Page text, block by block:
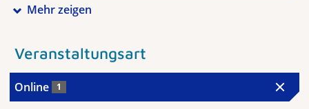
Mehr zeigen
Veranstaltungsart
Online 1